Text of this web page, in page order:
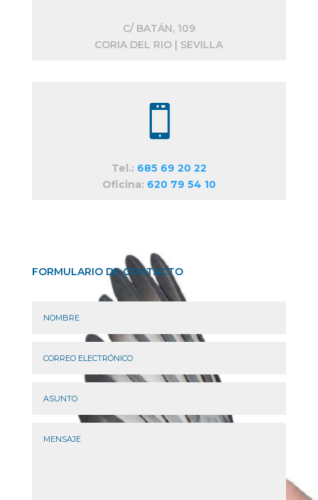
C/ BATÁN, 109
CORIA DEL RIO | SEVILLA

Tel.: 685 69 20 22
Oficina: 620 79 54 10
FORMULARIO DE CONTACTO